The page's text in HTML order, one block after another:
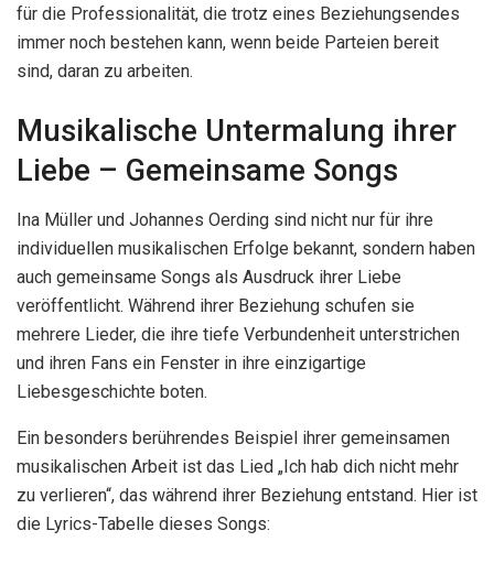
für die Professionalität, die trotz eines Beziehungsendes
immer noch bestehen kann, wenn beide Parteien bereit
sind, daran zu arbeiten.
Musikalische Untermalung ihrer
Liebe – Gemeinsame Songs
Ina Müller und Johannes Oerding sind nicht nur für ihre
individuellen musikalischen Erfolge bekannt, sondern haben
auch gemeinsame Songs als Ausdruck ihrer Liebe
veröffentlicht. Während ihrer Beziehung schufen sie
mehrere Lieder, die ihre tiefe Verbundenheit unterstrichen
und ihren Fans ein Fenster in ihre einzigartige
Liebesgeschichte boten.
Ein besonders berührendes Beispiel ihrer gemeinsamen
musikalischen Arbeit ist das Lied „Ich hab dich nicht mehr
zu verlieren“, das während ihrer Beziehung entstand. Hier ist
die Lyrics-Tabelle dieses Songs: